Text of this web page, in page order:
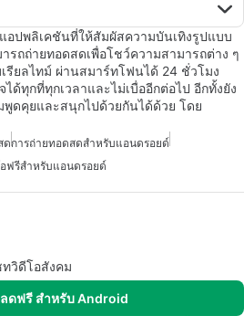
อปพลิเคชันที่ให้สัมผัสความบันเทิงรูปแบบ
รถถ่ายทอดสดเพื่อโชว์ความสามารถต่าง ๆ
รียลไทม์ ผ่านสมาร์ทโฟนได้ 24 ชั่วโมง
ด้ทุกที่ทุกเวลาและไม่เบื่ออีกต่อไป อีกทั้งยัง
ดคุยและสนุกไปด้วยกันได้ด้วย โดย
ดการถ่ายทอดสดสำหรับแอนดรอยด์
ฟรีสำหรับแอนดรอยด์
วิดีโอสังคม
ดฟรี สำหรับ Android